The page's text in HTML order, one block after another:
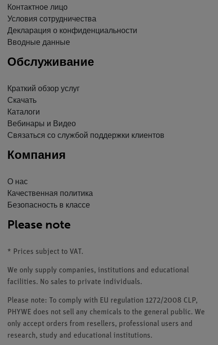
Контактное лицо
Условия сотрудничества
Декларация о конфиденциальности
Вводные данные
Обслуживание
Краткий обзор услуг
Скачать
Каталоги
Вебинары и Видео
Связаться со службой поддержки клиентов
Компания
О нас
Качественная политика
Безопасность в классе
Please note
* Prices subject to VAT.
We only supply companies, institutions and educational
facilities. No sales to private individuals.
Please note: To comply with EU regulation 1272/2008 CLP,
PHYWE does not sell any chemicals to the general public. We
only accept orders from resellers, professional users and
research, study and educational institutions.